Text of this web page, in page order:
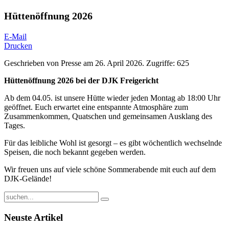
Hüttenöffnung 2026
E-Mail
Drucken
Geschrieben von Presse am 26. April 2026. Zugriffe: 625
Hüttenöffnung 2026 bei der DJK Freigericht
Ab dem 04.05. ist unsere Hütte wieder jeden Montag ab 18:00 Uhr
geöffnet. Euch erwartet eine entspannte Atmosphäre zum
Zusammenkommen, Quatschen und gemeinsamen Ausklang des
Tages.
Für das leibliche Wohl ist gesorgt – es gibt wöchentlich wechselnde
Speisen, die noch bekannt gegeben werden.
Wir freuen uns auf viele schöne Sommerabende mit euch auf dem
DJK-Gelände!
Neuste Artikel